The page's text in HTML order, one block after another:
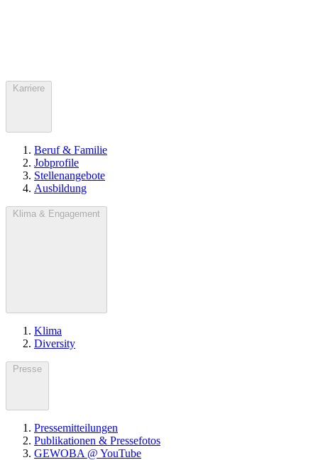
Karriere
Beruf & Familie
Jobprofile
Stellenangebote
Ausbildung
Klima & Engagement
Klima
Diversity
Presse
Pressemitteilungen
Publikationen & Pressefotos
GEWOBA @ YouTube